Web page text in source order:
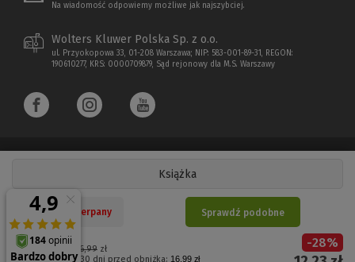
Książka
Cena regularna: 16,99zł
Najniższa cena z 30 dni przed obniżką: 16,99 zł
-28%
Nakład wyczerpany Sprawdź podobne
Na wiadomość odpowiemy możliwe jak najszybciej.
Wolters Kluwer Polska Sp. z o.o.
ul. Przyokopowa 33, 01-208 Warszawa; NIP: 583-001-89-31, REGON:
190610277, KRS: 0000709879, Sąd rejonowy dla M.S. Warszawy
Copyright 1997 - 2026 Wolters Kluwer Polska Sp. z o.o.
Płatności elektroniczne
(Nowe
(Link